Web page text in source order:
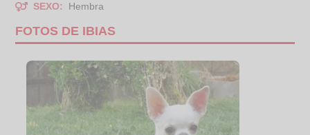
SEXO:
Hembra
FOTOS DE IBIAS